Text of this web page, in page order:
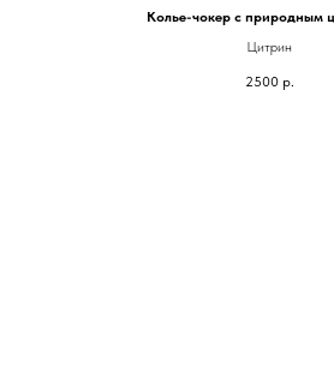
Колье-чокер с природным
Цитрин
2500 р.